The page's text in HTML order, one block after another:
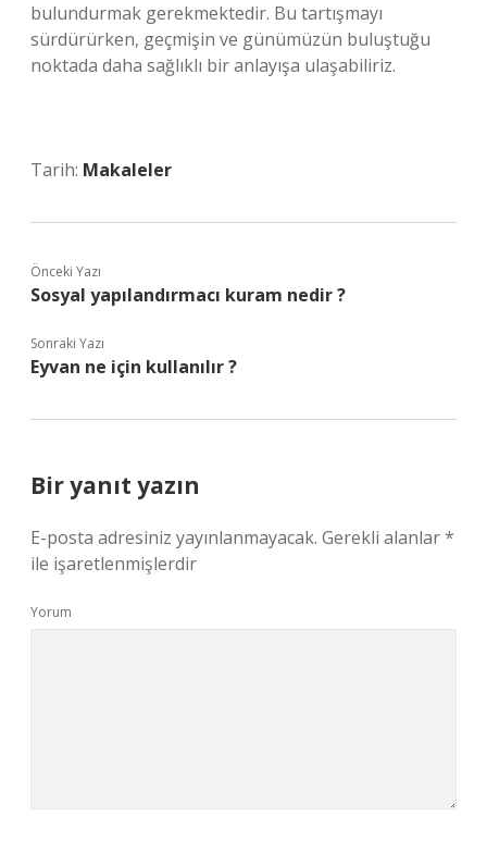
bulundurmak gerekmektedir. Bu tartışmayı
sürdürürken, geçmişin ve günümüzün buluştuğu
noktada daha sağlıklı bir anlayışa ulaşabiliriz.
Tarih: Makaleler
Önceki Yazı
Sosyal yapılandırmacı kuram nedir ?
Sonraki Yazı
Eyvan ne için kullanılır ?
Bir yanıt yazın
E-posta adresiniz yayınlanmayacak. Gerekli alanlar*
ile işaretlenmişlerdir
Yorum